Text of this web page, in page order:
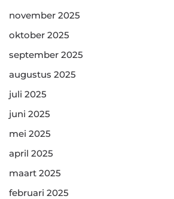
november 2025
oktober 2025
september 2025
augustus 2025
juli 2025
juni 2025
mei 2025
april 2025
maart 2025
februari 2025